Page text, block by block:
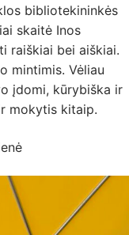
bibliotekininkės
skaitė Inos
raiškiai bei aiškiai.
mintimis. Vėliau
įdomi, kūrybiška ir
mokytis kitaip.